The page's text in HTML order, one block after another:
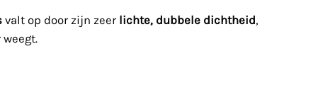
valt op door zijn zeer lichte, dubbele dichtheid ,